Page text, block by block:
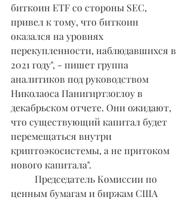
биткоин ETF со стороны SEC,
привел к тому, что биткоин
оказался на уровнях
перекупленности, наблюдавшихся в
2021 году", - пишет группа
аналитиков под руководством
Николаоса Панигиртзоглоу в
декабрьском отчете. Они ожидают,
что существующий капитал будет
перемещаться внутри
криптоэкосистемы, а не притоком
нового капитала".
ценным бумагам и биржам США